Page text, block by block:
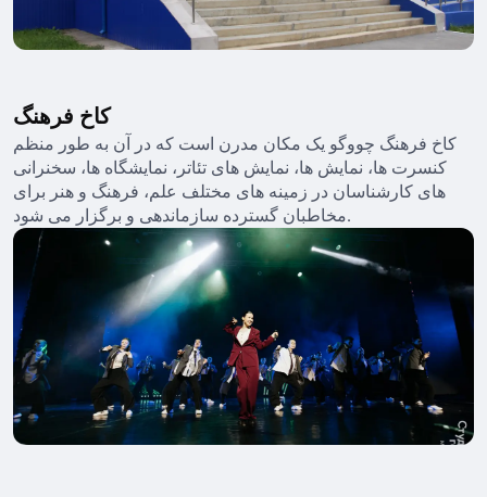
کاخ فرهنگ
کاخ فرهنگ چووگو یک مکان مدرن است که در آن به طور منظم
کنسرت ها، نمایش ها، نمایش های تئاتر، نمایشگاه ها، سخنرانی
های کارشناسان در زمینه های مختلف علم، فرهنگ و هنر برای
مخاطبان گسترده سازماندهی و برگزار می شود.